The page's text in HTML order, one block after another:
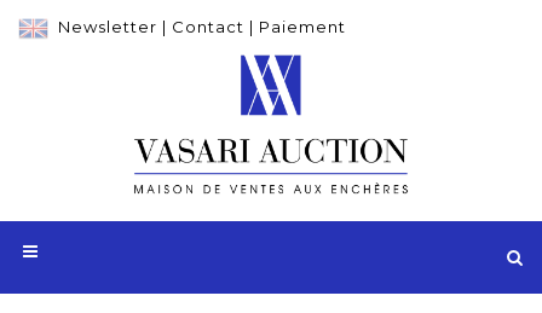
Newsletter | Contact | Paiement